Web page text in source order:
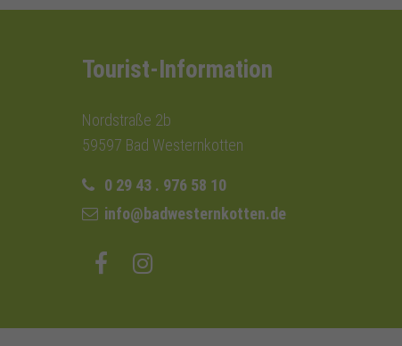
Tourist-Information
Nordstraße 2b
59597 Bad Westernkotten
0 29 43 . 976 58 10
info@badwesternkotten.de